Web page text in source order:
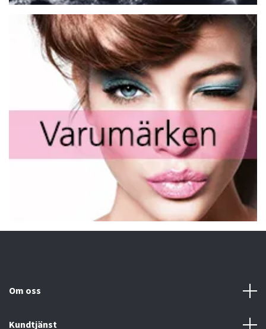
Om oss
Kundtjänst